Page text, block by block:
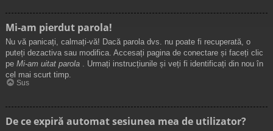
Mi-am pierdut parola!
Nu vă panicați, calmați-vă! Dacă parola dvs. nu poate fi recuperată, o
puteți dezactiva sau modifica. Accesați pagina de conectare și faceți clic
pe Mi-am uitat parola
. Urmați instrucțiunile și veți fi identificați din nou în
cel mai scurt timp.
Sus
De ce expiră automat sesiunea mea de utilizator?